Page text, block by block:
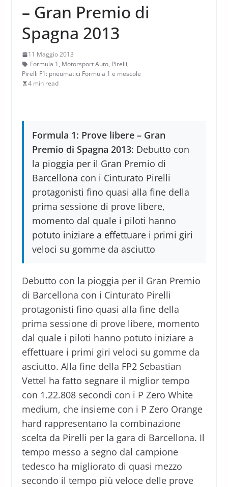
– Gran Premio di
Spagna 2013
11 Maggio 2013
Formula 1, Motorsport Auto, Pirelli,
Pirelli F1: pneumatici Formula 1 e mescole
4 min read
Formula 1: Prove libere – Gran
Premio di Spagna 2013: Debutto con
la pioggia per il Gran Premio di
Barcellona con i Cinturato Pirelli
protagonisti fino quasi alla fine della
prima sessione di prove libere,
momento dal quale i piloti hanno
potuto iniziare a effettuare i primi giri
veloci su gomme da asciutto
Debutto con la pioggia per il Gran Premio
di Barcellona con i Cinturato Pirelli
protagonisti fino quasi alla fine della
prima sessione di prove libere, momento
dal quale i piloti hanno potuto iniziare a
effettuare i primi giri veloci su gomme da
asciutto. Alla fine della FP2 Sebastian
Vettel ha fatto segnare il miglior tempo
con 1.22.808 secondi con i P Zero White
medium, che insieme con i P Zero Orange
hard rappresentano la combinazione
scelta da Pirelli per la gara di Barcellona. Il
tempo messo a segno dal campione
tedesco ha migliorato di quasi mezzo
secondo il tempo più veloce delle prove